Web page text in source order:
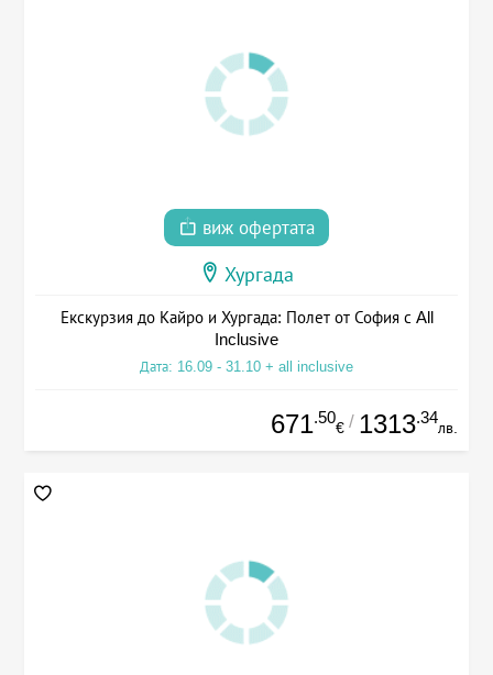
виж офертата
Хургада
Екскурзия до Кайро и Хургада: Полет от София с All
Inclusive
Дата: 16.09 - 31.10 + all inclusive
671.50
€ / 1313.34
лв.